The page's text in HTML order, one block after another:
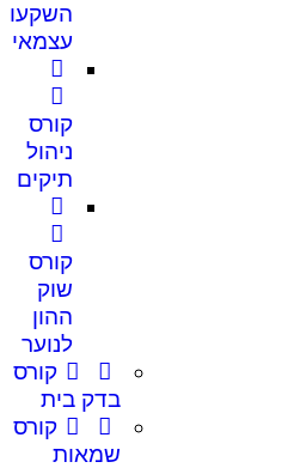
עצמאי
קורס
ניהול
תיקים
קורס
שוק
ההון
לנוער
קורס
בדק בית
קורס
שמאות